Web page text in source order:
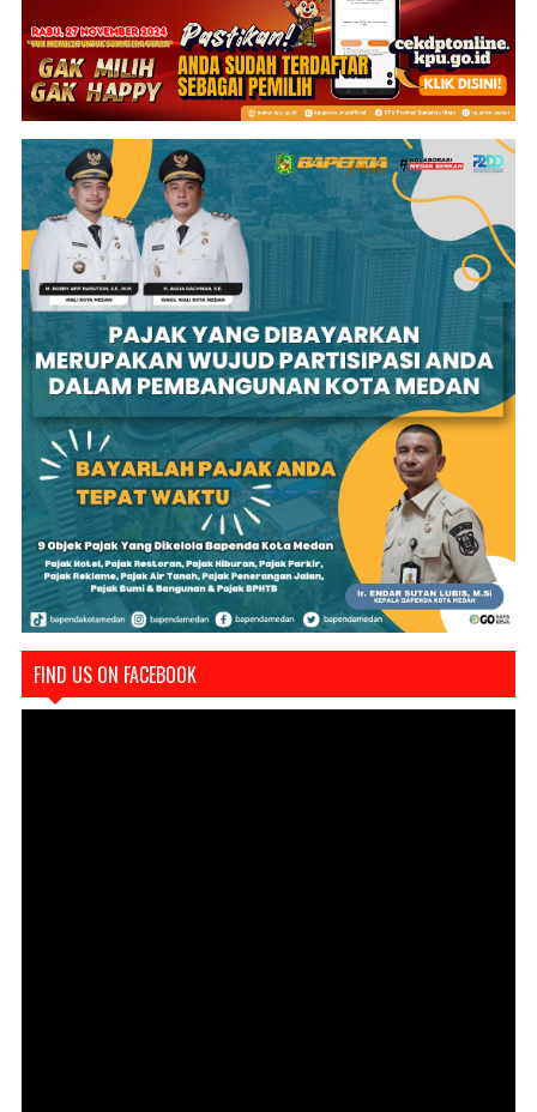
FIND US ON FACEBOOK